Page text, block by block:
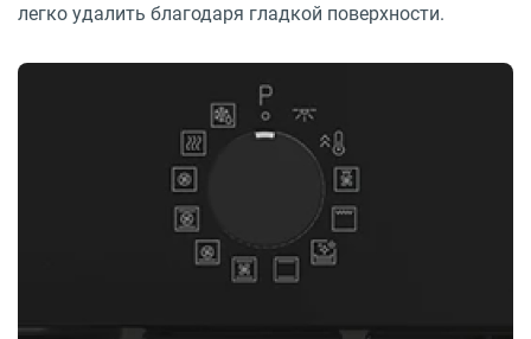
легко удалить благодаря гладкой поверхности.